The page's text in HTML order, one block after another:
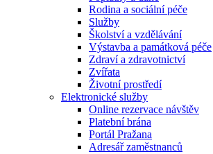
Rodina a sociální péče
Služby
Školství a vzdělávání
Výstavba a památková péče
Zdraví a zdravotnictví
Zvířata
Životní prostředí
Elektronické služby
Online rezervace návštěv
Platební brána
Portál Pražana
Adresář zaměstnanců